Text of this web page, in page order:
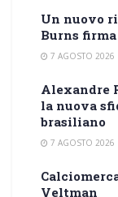
Un nuovo
Burns
7 AGOSTO 2026
Alexandre
la nuova
brasiliano
7 AGOSTO 2026
Veltman